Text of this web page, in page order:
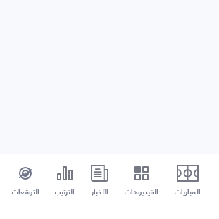
المباريات الفيديوهات الأخبار الترتيب التوقعات